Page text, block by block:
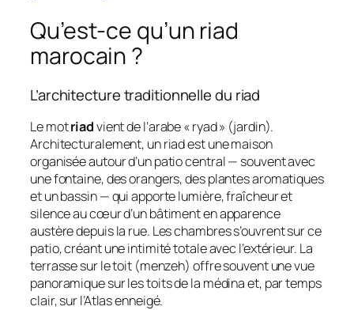
Qu’est-ce qu’un riad
marocain ?
L’architecture traditionnelle du riad
Le motriadvient de l’arabe « ryad » (jardin).
Architecturalement, un riad est une maison
organisée autour d’un patio central — souvent avec
une fontaine, des orangers, des plantes aromatiques
et un bassin — qui apporte lumière, fraîcheur et
silence au cœur d’un bâtiment en apparence
austère depuis la rue. Les chambres s’ouvrent sur ce
patio, créant une intimité totale avec l’extérieur. La
terrasse sur le toit (menzeh) offre souvent une vue
panoramique sur les toits de la médina et, par temps
clair, sur l’Atlas enneigé.